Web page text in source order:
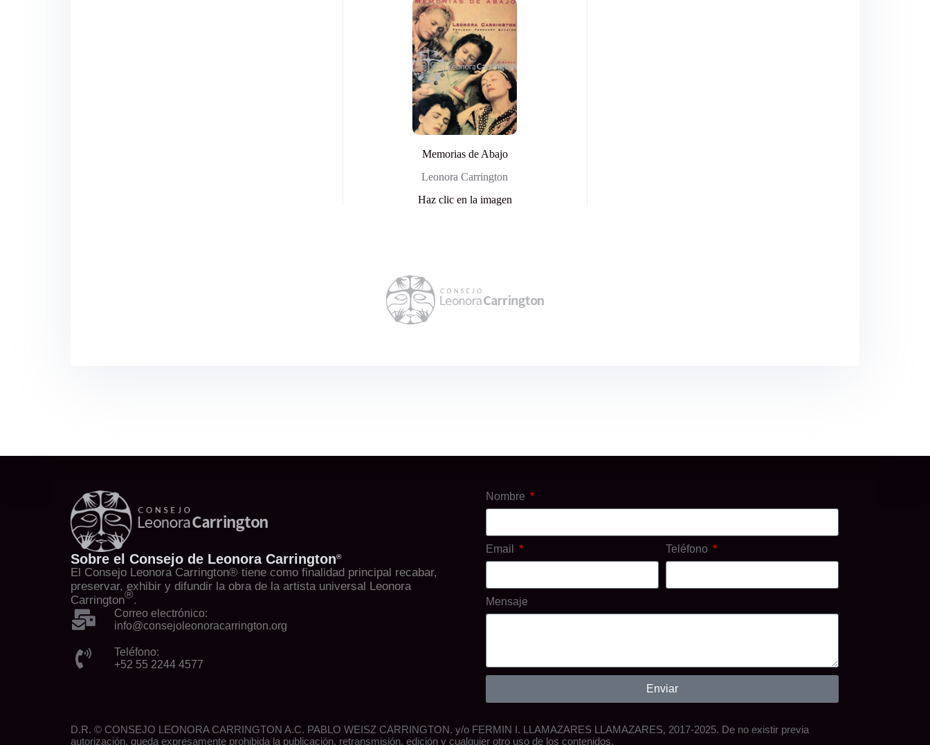
Memorias de Abajo
Leonora Carrington
Haz clic en la imagen
Sobre el Consejo de Leonora Carrington®
El Consejo Leonora Carrington® tiene como finalidad principal recabar,
preservar, exhibir y difundir la obra de la artista universal Leonora
Carrington®.
Correo electrónico:
info@consejoleonoracarrington.org
Teléfono:
+52 55 2244 4577
Nombre
Email Teléfono
Mensaje
Enviar
D.R. ©️ CONSEJO LEONORA CARRINGTON A.C. PABLO WEISZ CARRINGTON. y/o FERMIN I. LLAMAZARES LLAMAZARES, 2017-2025. De no existir previa
autorización, queda expresamente prohibida la publicación, retransmisión, edición y cualquier otro uso de los contenidos.